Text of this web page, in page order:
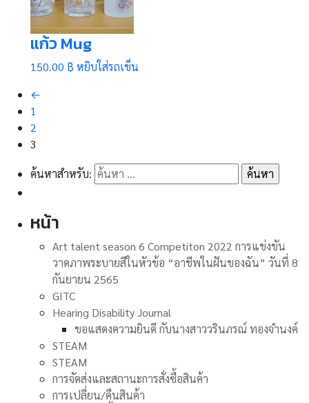
แก้ว Mug
150.00 ฿ หยิบใส่รถเข็น
←
1
2
3
ค้นหาสำหรับ:
หน้า
Art talent season 6 Competiton 2022 การแข่งขัน
วาดภาพระบายสีในหัวข้อ “อาชีพในฝันของฉัน” วันที่ 8
กันยายน 2565
GITC
Hearing Disability Journal
ขอแสดงความยินดี กับนางสาววรินภรณ์ ทองจำนงค์
STEAM
STEAM
การจัดส่งและสถานะการสั่งซื้อสินค้า
การเปลี่ยน/คืนสินค้า